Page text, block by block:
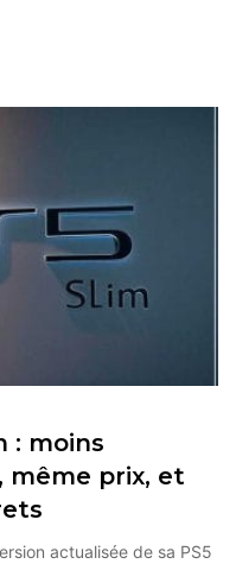
: moins
même prix, et
actualisée de sa PS5